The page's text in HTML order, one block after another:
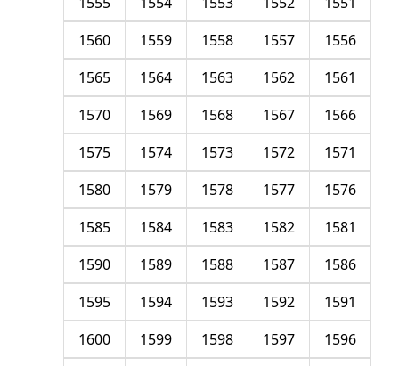
1556
1557
1558
1559
1560
1561
1562
1563
1564
1565
1566
1567
1568
1569
1570
1571
1572
1573
1574
1575
1576
1577
1578
1579
1580
1581
1582
1583
1584
1585
1586
1587
1588
1589
1590
1591
1592
1593
1594
1595
1596
1597
1598
1599
1600